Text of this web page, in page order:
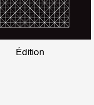
Édition